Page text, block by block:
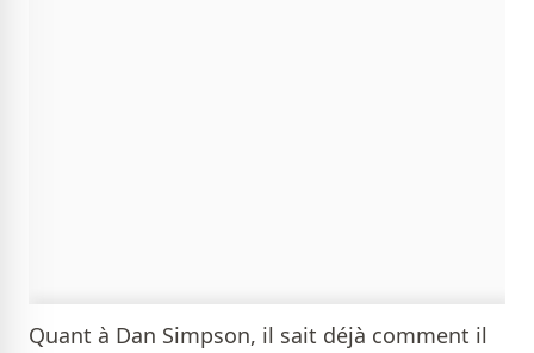
Quant à Dan Simpson, il sait déjà comment il